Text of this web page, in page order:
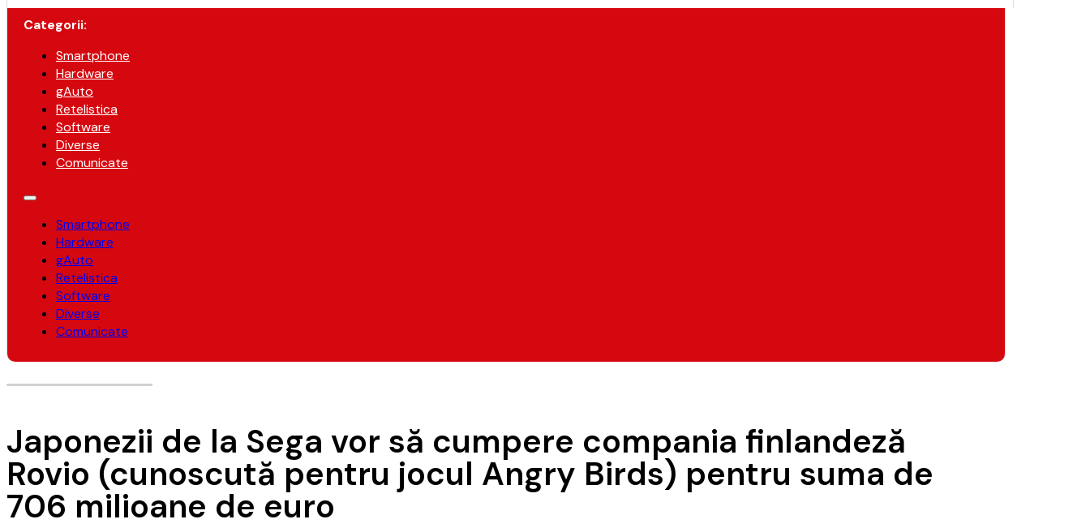
Categorii:
Smartphone
Hardware
gAuto
Retelistica
Software
Diverse
Comunicate
Smartphone
Hardware
gAuto
Retelistica
Software
Diverse
Comunicate
Japonezii de la Sega vor să cumpere compania finlandeză
Rovio (cunoscută pentru jocul Angry Birds) pentru suma de
706 milioane de euro